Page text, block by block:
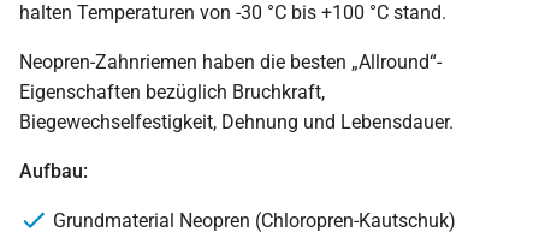
halten Temperaturen von -30 °C bis +100 °C stand.
Neopren-Zahnriemen haben die besten „Allround“-
Eigenschaften bezüglich Bruchkraft,
Biegewechselfestigkeit, Dehnung und Lebensdauer.
Aufbau:
Grundmaterial Neopren (Chloropren-Kautschuk)